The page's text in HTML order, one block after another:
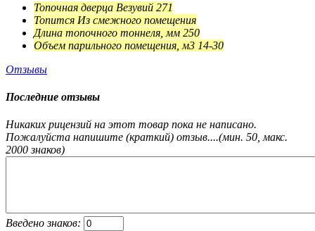
Топочная дверца Везувий 271
Топится Из смежного помещения
Длина топочного тоннеля, мм 250
Объем парильного помещения, м3 14-30
Отзывы
Последние отзывы
Никаких рицензий на этот товар пока не написано.
Пожалуйста напишите (краткий) отзыв....(мин. 50, макс.
2000 знаков)
Введено знаков: